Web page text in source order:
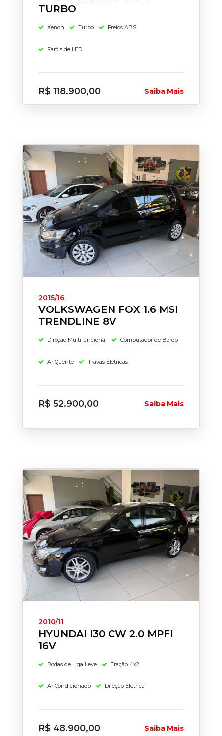
TURBO
Xenon Turbo Freios ABS
Faróis de LED
R$ 118.900,00 Saiba Mais
2015/16
VOLKSWAGEN FOX 1.6 MSI
TRENDLINE 8V
Direção Multifuncional Computador de Bordo
Ar Quente Travas Elétricas
R$ 52.900,00 Saiba Mais
2010/11
HYUNDAI I30 CW 2.0 MPFI
16V
Rodas de Liga Leve Tração 4x2
Ar Condicionado Direção Elétrica
R$ 48.900,00 Saiba Mais